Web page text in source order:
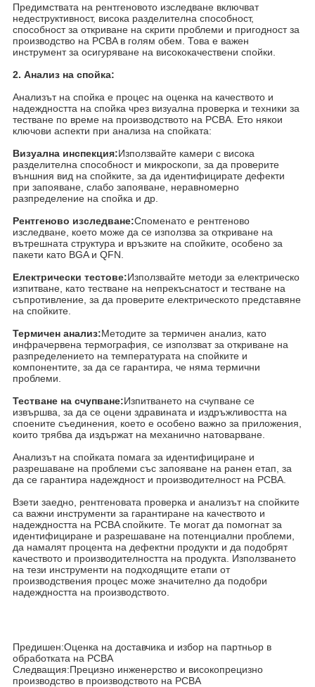
Предимствата на рентгеновото изследване включват
недеструктивност, висока разделителна способност,
способност за откриване на скрити проблеми и пригодност за
производство на PCBA в голям обем. Това е важен
инструмент за осигуряване на висококачествени спойки.
2. Анализ на спойка:
Анализът на спойка е процес на оценка на качеството и
надеждността на спойка чрез визуална проверка и техники за
тестване по време на производството на PCBA. Ето някои
ключови аспекти при анализа на спойката:
Визуална инспекция:Използвайте камери с висока
разделителна способност и микроскопи, за да проверите
външния вид на спойките, за да идентифицирате дефекти
при запояване, слабо запояване, неравномерно
разпределение на спойка и др.
Рентгеново изследване:Споменато е рентгеново
изследване, което може да се използва за откриване на
вътрешната структура и връзките на спойките, особено за
пакети като BGA и QFN.
Електрически тестове:Използвайте методи за електрическо
изпитване, като тестване на непрекъснатост и тестване на
съпротивление, за да проверите електрическото представяне
на спойките.
Термичен анализ:Методите за термичен анализ, като
инфрачервена термография, се използват за откриване на
разпределението на температурата на спойките и
компонентите, за да се гарантира, че няма термични
проблеми.
Тестване на счупване:Изпитването на счупване се
извършва, за да се оцени здравината и издръжливостта на
споените съединения, което е особено важно за приложения,
които трябва да издържат на механично натоварване.
Анализът на спойката помага за идентифициране и
разрешаване на проблеми със запояване на ранен етап, за
да се гарантира надеждност и производителност на PCBA.
Взети заедно, рентгеновата проверка и анализът на спойките
са важни инструменти за гарантиране на качеството и
надеждността на PCBA спойките. Те могат да помогнат за
идентифициране и разрешаване на потенциални проблеми,
да намалят процента на дефектни продукти и да подобрят
качеството и производителността на продукта. Използването
на тези инструменти на подходящите етапи от
производствения процес може значително да подобри
надеждността на производството.
Предишен:Оценка на доставчика и избор на партньор в
обработката на PCBA
Следващия:Прецизно инженерство и високопрецизно
производство в производството на PCBA